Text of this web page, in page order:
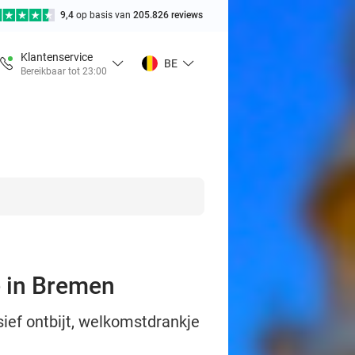
9,4 op basis van 205.826 reviews
Klantenservice
Bereikbaar tot 23:00
BE
Bremen
ontbijt, welkomstdrankje